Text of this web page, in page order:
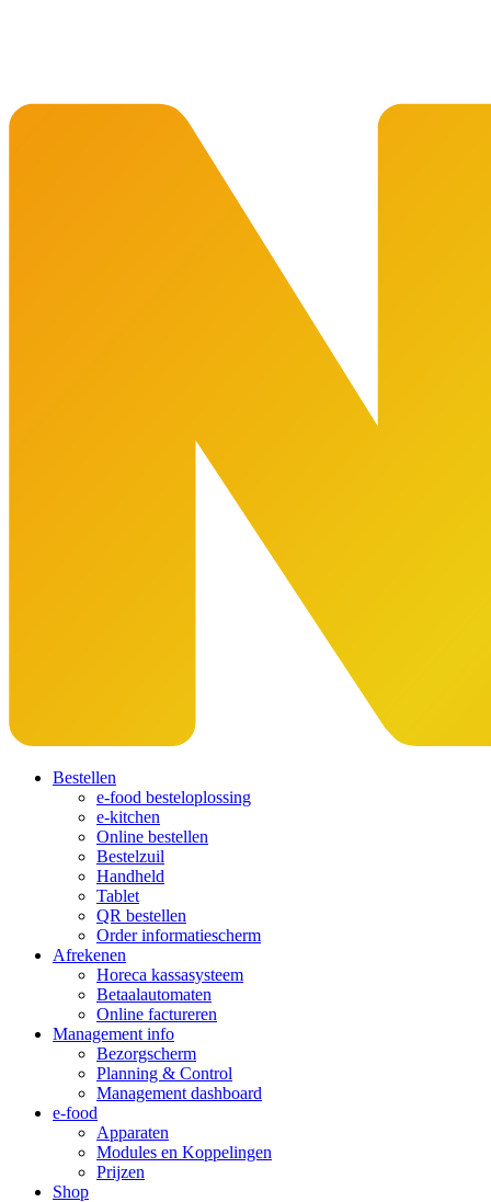
Bestellen
e-food besteloplossing
e-kitchen
Online bestellen
Bestelzuil
Handheld
Tablet
QR bestellen
Order informatiescherm
Afrekenen
Horeca kassasysteem
Betaalautomaten
Online factureren
Management info
Bezorgscherm
Planning & Control
Management dashboard
e-food
Apparaten
Modules en Koppelingen
Prijzen
Shop